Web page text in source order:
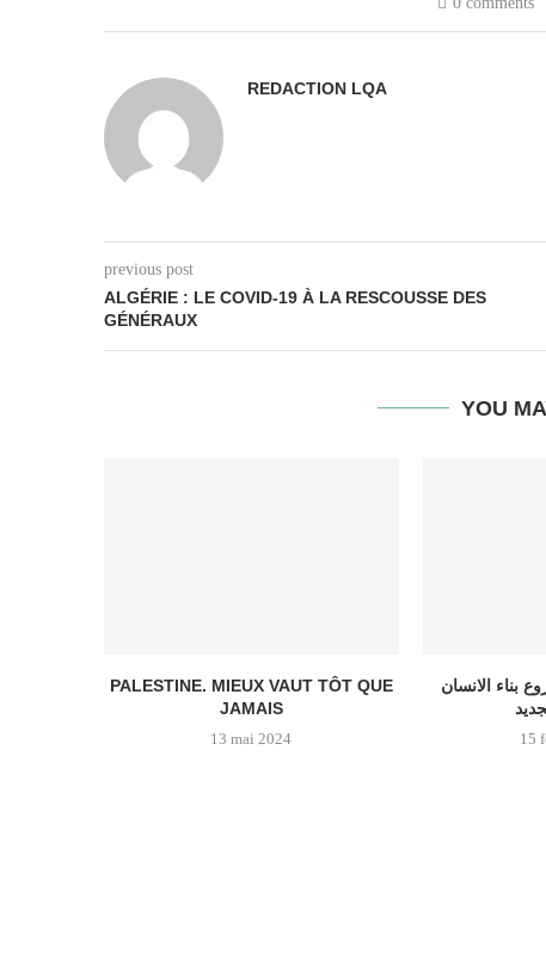
REDACTION LQA
previous post
ALGÉRIE : LE COVID-19 À LA RESCOUSSE DES
GÉNÉRAUX
YOU
PALESTINE. MIEUX VAUT TÔT QUE
JAMAIS
13 mai 2024
بناء الانسان
15